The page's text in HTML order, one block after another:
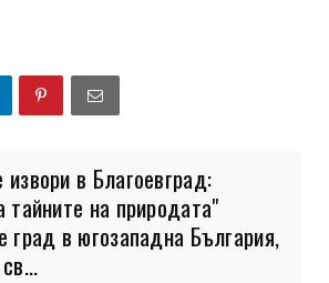
в Благоевград:
тайните на природата"
град в югозападна България,